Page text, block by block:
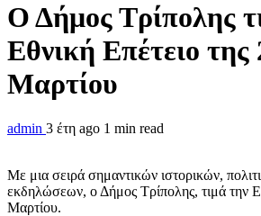
Ο Δήμος Τρίπολης
Εθνική Επέτειο της
Μαρτίου
admin 3 έτη ago 1 min read
Με μια σειρά σημαντικών ιστορικών,
εκδηλώσεων, ο Δήμος Τρίπολης, τιμά την
Μαρτίου.